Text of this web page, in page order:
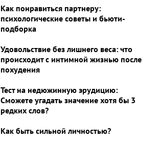
Как понравиться партнеру:
психологические советы и бьюти-
подборка
Удовольствие без лишнего веса: что
происходит с интимной жизнью после
похудения
Тест на недюжинную эрудицию:
Сможете угадать значение хотя бы 3
редких слов?
Как быть сильной личностью?